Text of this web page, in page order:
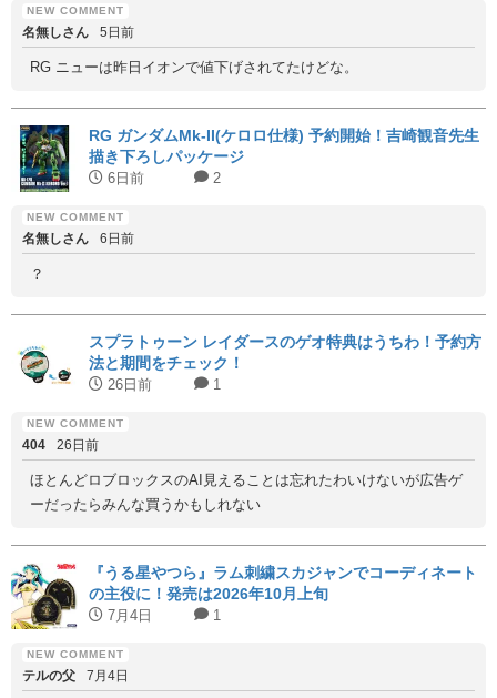
名無しさん 5日前
RG ニューは昨日イオンで値下げされてたけどな。
RG ガンダムMk-II(ケロロ仕様) 予約開始！吉崎観音先生
描き下ろしパッケージ
6日前 2
名無しさん 6日前
？
スプラトゥーン レイダースのゲオ特典はうちわ！予約方
法と期間をチェック！
26日前 1
404 26日前
ほとんどロブロックスのAI見えることは忘れたわいけないが広告ゲ
ーだったらみんな買うかもしれない
『うる星やつら』ラム刺繍スカジャンでコーディネート
の主役に！発売は2026年10月上旬
7月4日 1
テルの父 7月4日